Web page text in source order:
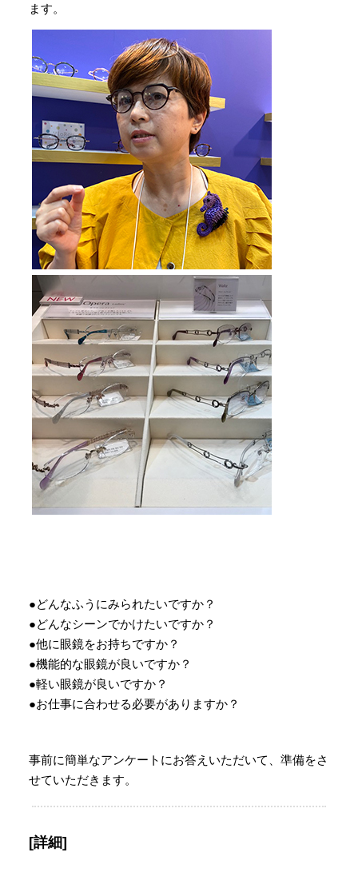
ます。
●どんなふうにみられたいですか？
●どんなシーンでかけたいですか？
●他に眼鏡をお持ちですか？
●機能的な眼鏡が良いですか？
●軽い眼鏡が良いですか？
●お仕事に合わせる必要がありますか？
事前に簡単なアンケートにお答えいただいて、準備をさ
せていただきます。
[詳細]